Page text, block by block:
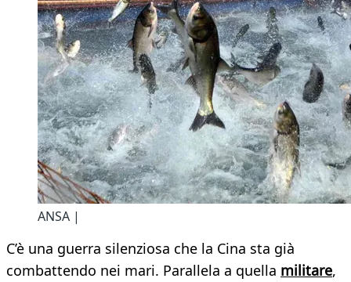
ANSA |
C’è una guerra silenziosa che la Cina sta già
combattendo nei mari. Parallela a quella militare,